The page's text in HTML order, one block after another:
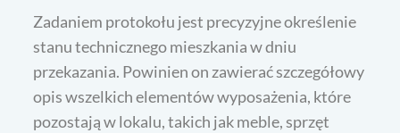
Zadaniem protokołu jest precyzyjne określenie
stanu technicznego mieszkania w dniu
przekazania. Powinien on zawierać szczegółowy
opis wszelkich elementów wyposażenia, które
pozostają w lokalu, takich jak meble, sprzęt